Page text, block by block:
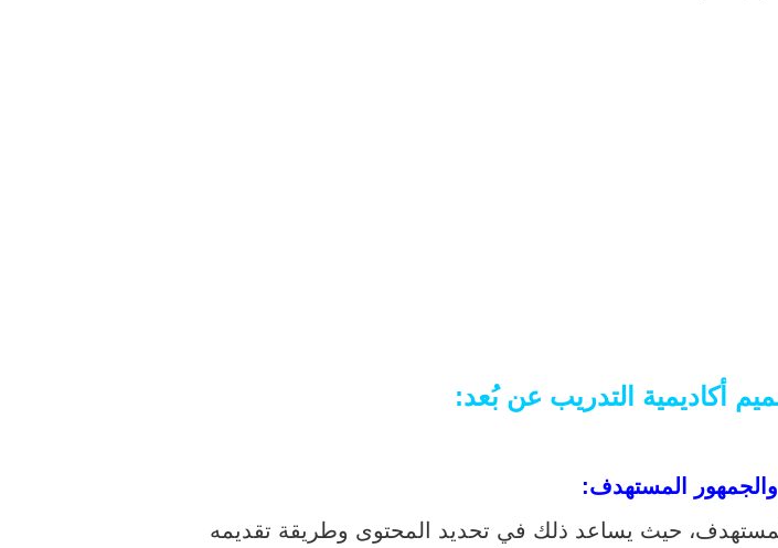
أكاديمية التدريب عن بُعد:
المستهدف:
حيث يساعد ذلك في تحديد المحتوى وطريقة تقديمه